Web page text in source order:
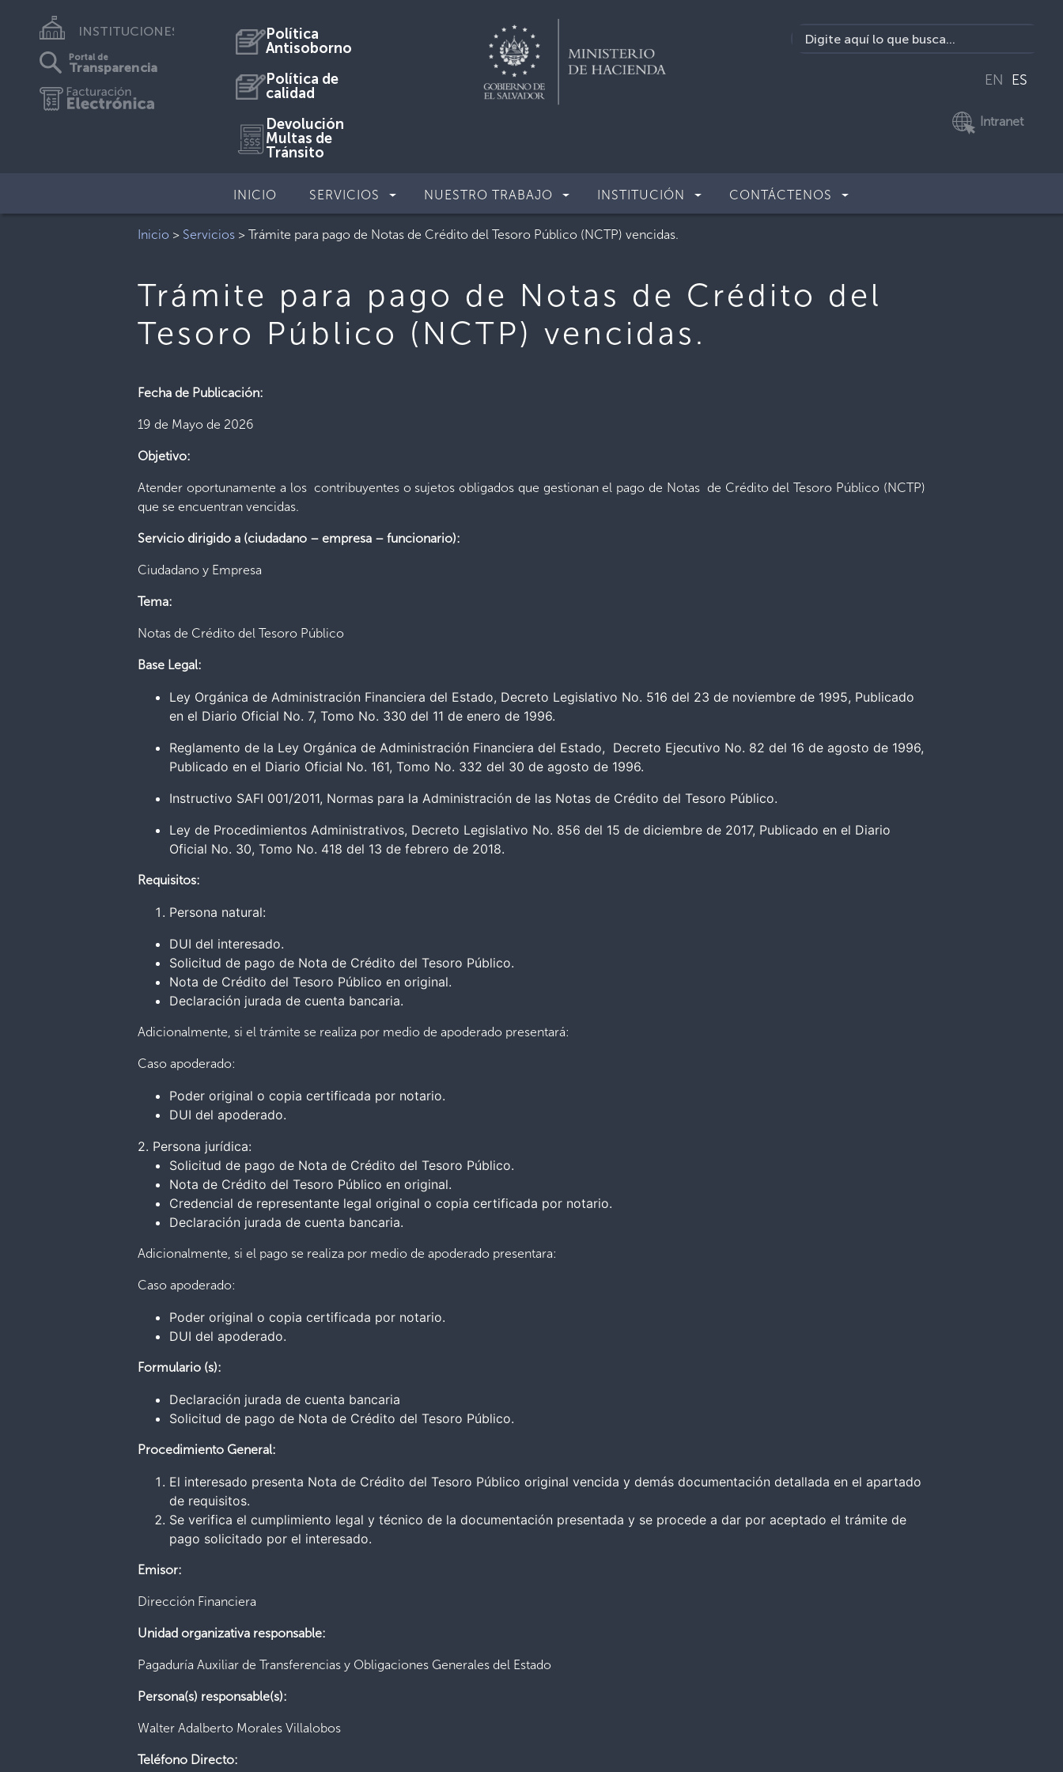
INSTITUCIONES
Portal de
Transparencia
Política
Antisoborno
Política de
calidad
Devolución
Multas de
Tránsito
EN ES
Intranet
INICIO SERVICIOS NUESTRO TRABAJO INSTITUCIÓN CONTÁCTENOS
Inicio > Servicios >Trámite para pago de Notas de Crédito del Tesoro Público (NCTP) vencidas.
Trámite para pago de Notas de Crédito del
Tesoro Público (NCTP) vencidas.
Fecha de Publicación:
19 de Mayo de 2026
Objetivo:
Atender oportunamente a los contribuyentes o sujetos obligados que gestionan el pago de Notas de Crédito del Tesoro Público (NCTP)
que se encuentran vencidas.
Servicio dirigido a (ciudadano – empresa – funcionario):
Ciudadano y Empresa
Tema:
Notas de Crédito del Tesoro Público
Base Legal:
Ley Orgánica de Administración Financiera del Estado, Decreto Legislativo No. 516 del 23 de noviembre de 1995, Publicado
en el Diario Oficial No. 7, Tomo No. 330 del 11 de enero de 1996.
Reglamento de la Ley Orgánica de Administración Financiera del Estado, Decreto Ejecutivo No. 82 del 16 de agosto de 1996,
Publicado en el Diario Oficial No. 161, Tomo No. 332 del 30 de agosto de 1996.
Instructivo SAFI 001/2011, Normas para la Administración de las Notas de Crédito del Tesoro Público.
Ley de Procedimientos Administrativos, Decreto Legislativo No. 856 del 15 de diciembre de 2017, Publicado en el Diario
Oficial No. 30, Tomo No. 418 del 13 de febrero de 2018.
Requisitos:
Persona natural:
DUI del interesado.
Solicitud de pago de Nota de Crédito del Tesoro Público.
Nota de Crédito del Tesoro Público en original.
Declaración jurada de cuenta bancaria.
Adicionalmente, si el trámite se realiza por medio de apoderado presentará:
Caso apoderado:
Poder original o copia certificada por notario.
DUI del apoderado.
2. Persona jurídica:
Solicitud de pago de Nota de Crédito del Tesoro Público.
Nota de Crédito del Tesoro Público en original.
Credencial de representante legal original o copia certificada por notario.
Declaración jurada de cuenta bancaria.
Adicionalmente, si el pago se realiza por medio de apoderado presentara:
Caso apoderado:
Poder original o copia certificada por notario.
DUI del apoderado.
Formulario (s):
Declaración jurada de cuenta bancaria
Solicitud de pago de Nota de Crédito del Tesoro Público.
Procedimiento General:
El interesado presenta Nota de Crédito del Tesoro Público original vencida y demás documentación detallada en el apartado
de requisitos.
Se verifica el cumplimiento legal y técnico de la documentación presentada y se procede a dar por aceptado el trámite de
pago solicitado por el interesado.
Emisor:
Dirección Financiera
Unidad organizativa responsable:
Pagaduría Auxiliar de Transferencias y Obligaciones Generales del Estado
Persona(s) responsable(s):
Walter Adalberto Morales Villalobos
Teléfono Directo: